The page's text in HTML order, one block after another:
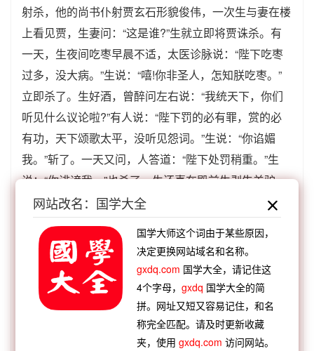
射杀，他的尚书仆射贾玄石形貌俊伟，一次生与妻在楼
上看见贾，生妻问：“这是谁?”生就立即将贾诛杀。有
一天，生夜间吃枣早晨不适，太医诊脉说：“陛下吃枣
过多，没大病。”生说：“嘻!你非圣人，怎知朕吃枣。”
立即杀了。生好酒，曾醉问左右说：“我统天下，你们
听见什么议论啦?”有人说：“陛下罚的必有罪，赏的必
有功，天下颂歌太平，没听见怨词。”生说：“你谄媚
我。”斩了。一天又问，人答道：“陛下处罚稍重。”生
说：“你诽谤我。”也杀了。生还喜在殿前生剥牛羊驴
马，活
鸡鸭鹅，喜剥人面皮后，令人歌舞；至于截小
腿、剖胎儿、挖肋骨、锯颈项的，有千数。人得度一日
如过十年。
【出典】：
《
》卷95《苻生传》2076页：“生耽湎于酒，无
复昼夜……使宫人与男女裸交于殿前，引群臣临而观
之。或生剥牛羊驴马，活
鸡豚鹅鸭，数十为群，放之
网站改名：国学大全
国学大师这个词由于某些原因，
决定更换网站域名和名称。
gxdq.com 国学大全，请记住这
4个字母，gxdq 国学大全的简
拼。网址又短又容易记住，和名
称完全匹配。请及时更新收藏
夹，使用gxdq.com 访问网站。